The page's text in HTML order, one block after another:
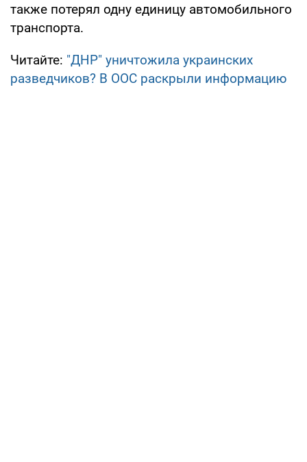
также потерял одну единицу автомобильного
транспорта.
Читайте: "ДНР" уничтожила украинских
разведчиков? В ООС раскрыли информацию